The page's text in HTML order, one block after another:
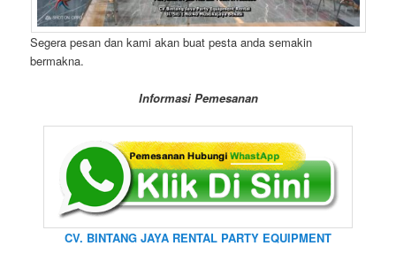
Segera pesan dan kami akan buat pesta anda semakin
bermakna.
Informasi Pemesanan
CV. BINTANG JAYA RENTAL PARTY EQUIPMENT